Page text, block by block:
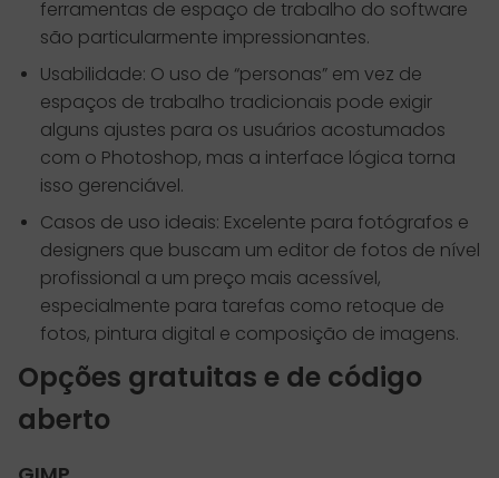
ferramentas de espaço de trabalho do software
são particularmente impressionantes.
Usabilidade: O uso de “personas” em vez de
espaços de trabalho tradicionais pode exigir
alguns ajustes para os usuários acostumados
com o Photoshop, mas a interface lógica torna
isso gerenciável.
Casos de uso ideais: Excelente para fotógrafos e
designers que buscam um editor de fotos de nível
profissional a um preço mais acessível,
especialmente para tarefas como retoque de
fotos, pintura digital e composição de imagens.
Opções gratuitas e de código
aberto